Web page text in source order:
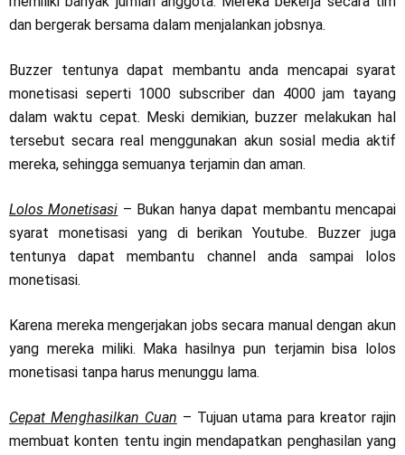
dan bergerak bersama dalam menjalankan jobsnya.
Buzzer tentunya dapat membantu anda mencapai syarat
monetisasi seperti 1000 subscriber dan 4000 jam tayang
dalam waktu cepat. Meski demikian, buzzer melakukan hal
tersebut secara real menggunakan akun sosial media aktif
mereka, sehingga semuanya terjamin dan aman.
Lolos Monetisasi – Bukan hanya dapat membantu mencapai
syarat monetisasi yang di berikan Youtube. Buzzer juga
tentunya dapat membantu channel anda sampai lolos
monetisasi.
Karena mereka mengerjakan jobs secara manual dengan akun
yang mereka miliki. Maka hasilnya pun terjamin bisa lolos
monetisasi tanpa harus menunggu lama.
Cepat Menghasilkan Cuan – Tujuan utama para kreator rajin
membuat konten tentu ingin mendapatkan penghasilan yang